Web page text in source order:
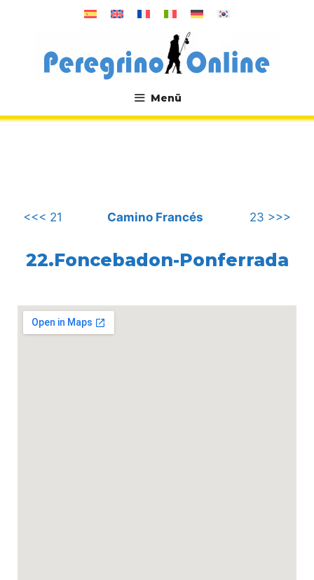
Menü
.
<<< 21 Camino Francés 23 >>>
22.Foncebadon-Ponferrada